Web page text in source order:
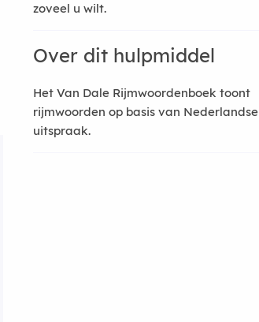
zoveel u wilt.
Over dit hulpmiddel
Het Van Dale Rijmwoordenboek toont
rijmwoorden op basis van Nederlandse
uitspraak.